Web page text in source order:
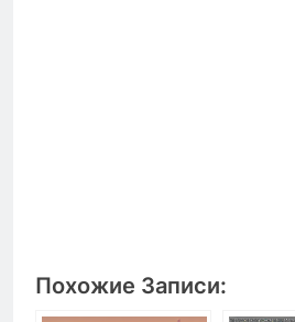
Похожие Записи: